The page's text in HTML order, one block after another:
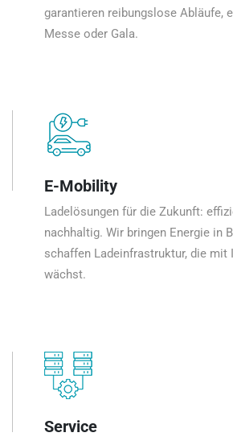
garantieren reibungslose Abläufe,
Messe oder Gala.
E-Mobility
Ladelösungen für die Zukunft:
nachhaltig. Wir bringen Energie in
schaffen Ladeinfrastruktur, die mit
wächst.
Service